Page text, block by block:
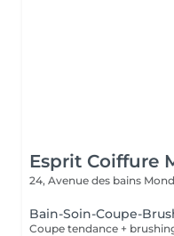
Esprit Coiffure
24, Avenue des bains
Bain-Soin-Coupe-